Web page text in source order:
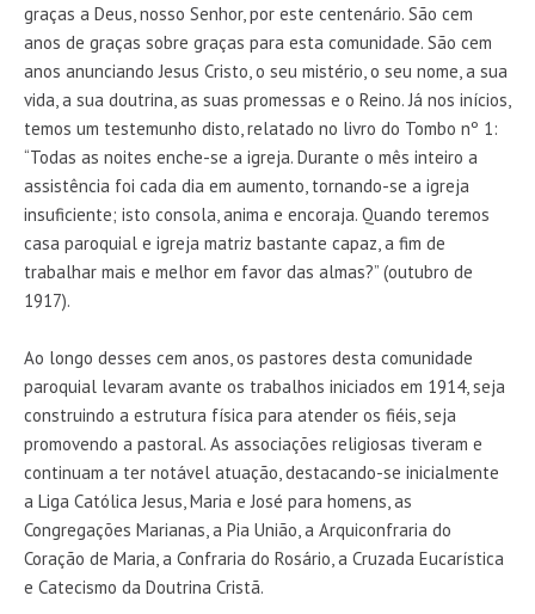
graças a Deus, nosso Senhor, por este centenário. São cem
anos de graças sobre graças para esta comunidade. São cem
anos anunciando Jesus Cristo, o seu mistério, o seu nome, a sua
vida, a sua doutrina, as suas promessas e o Reino. Já nos inícios,
temos um testemunho disto, relatado no livro do Tombo nº 1:
“Todas as noites enche-se a igreja. Durante o mês inteiro a
assistência foi cada dia em aumento, tornando-se a igreja
insuficiente; isto consola, anima e encoraja. Quando teremos
casa paroquial e igreja matriz bastante capaz, a fim de
trabalhar mais e melhor em favor das almas?” (outubro de
1917).
Ao longo desses cem anos, os pastores desta comunidade
paroquial levaram avante os trabalhos iniciados em 1914, seja
construindo a estrutura física para atender os fiéis, seja
promovendo a pastoral. As associações religiosas tiveram e
continuam a ter notável atuação, destacando-se inicialmente
a Liga Católica Jesus, Maria e José para homens, as
Congregações Marianas, a Pia União, a Arquiconfraria do
Coração de Maria, a Confraria do Rosário, a Cruzada Eucarística
e Catecismo da Doutrina Cristã.